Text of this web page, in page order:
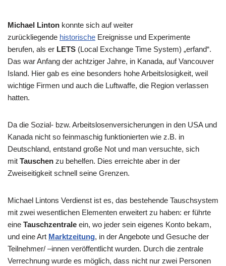
Michael Linton konnte sich auf weiter
zurückliegende historische Ereignisse und Experimente
berufen, als er LETS (Local Exchange Time System) „erfand“.
Das war Anfang der achtziger Jahre, in Kanada, auf Vancouver
Island. Hier gab es eine besonders hohe Arbeitslosigkeit, weil
wichtige Firmen und auch die Luftwaffe, die Region verlassen
hatten.
Da die Sozial- bzw. Arbeitslosenversicherungen in den USA und
Kanada nicht so feinmaschig funktionierten wie z.B. in
Deutschland, entstand große Not und man versuchte, sich
mit Tauschen zu behelfen. Dies erreichte aber in der
Zweiseitigkeit schnell seine Grenzen.
Michael Lintons Verdienst ist es, das bestehende Tauschsystem
mit zwei wesentlichen Elementen erweitert zu haben: er führte
eine Tauschzentrale ein, wo jeder sein eigenes Konto bekam,
und eine Art Marktzeitung, in der Angebote und Gesuche der
Teilnehmer/ –innen veröffentlicht wurden. Durch die zentrale
Verrechnung wurde es möglich, dass nicht nur zwei Personen